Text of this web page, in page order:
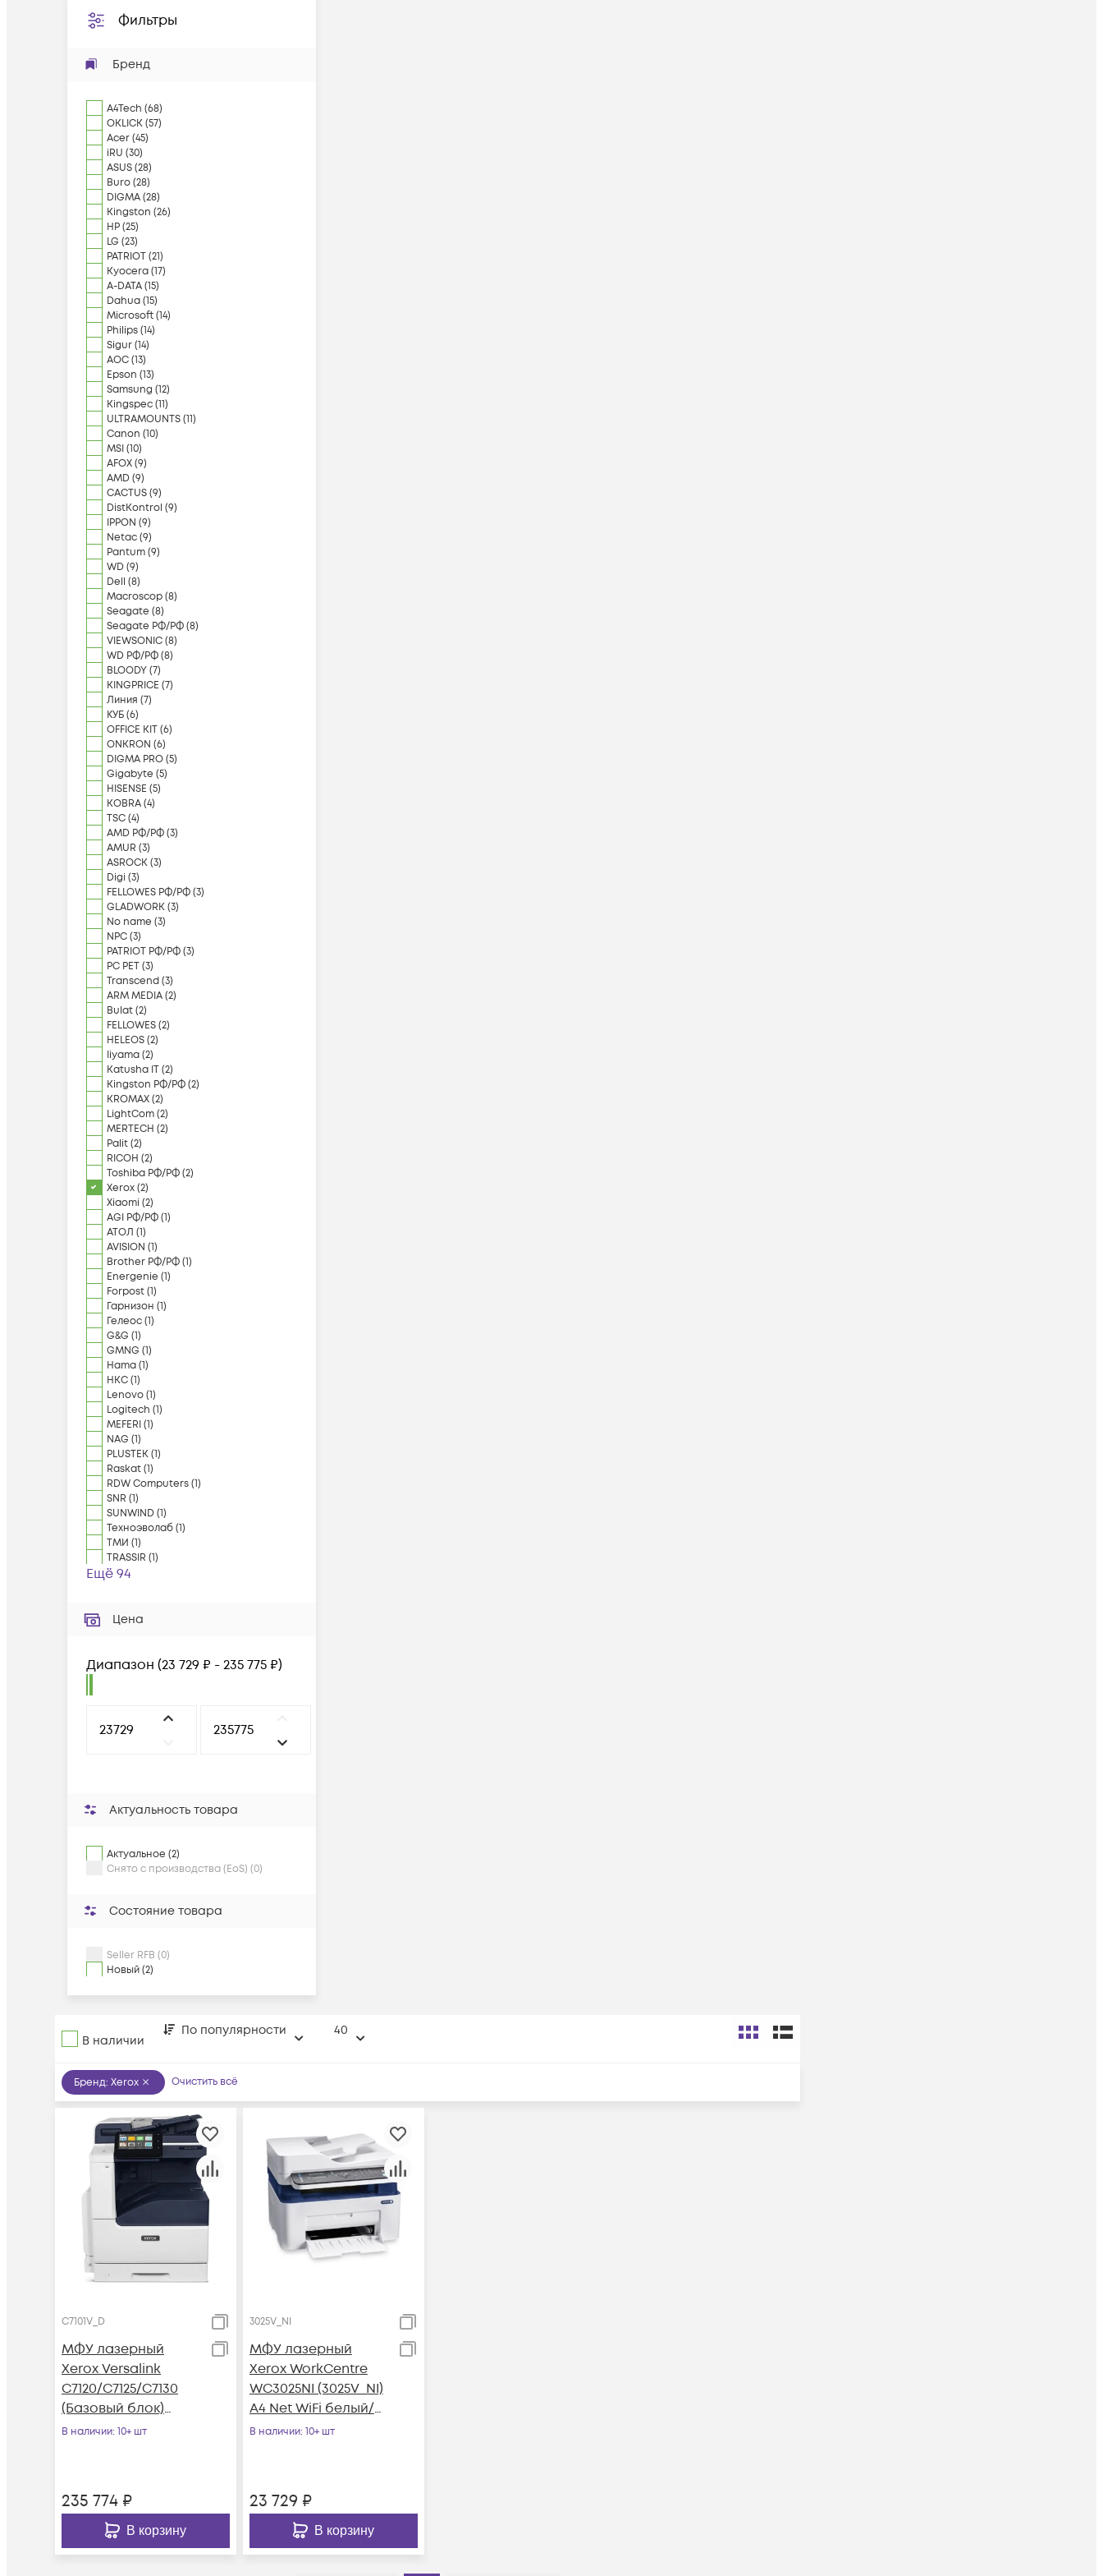
Фильтры
Бренд
A4Tech (68)
OKLICK(57)
Acer(45)
iRU (30)
ASUS(28)
Buro(28)
DIGMA(28)
Kingston (26)
HP(25)
LG (23)
PATRIOT(21)
Kyocera(17)
A-DATA(15)
Dahua(15)
Microsoft(14)
Philips(14)
Sigur(14)
AOC(13)
Epson (13)
Samsung (12)
Kingspec(11)
ULTRAMOUNTS(11)
Canon (10)
MSI(10)
AFOX(9)
AMD(9)
CACTUS(9)
DistKontrol (9)
IPPON (9)
Netac(9)
Pantum(9)
WD(9)
Dell (8)
Macroscop(8)
Seagate (8)
Seagate РФ/РФ(8)
VIEWSONIC(8)
WD РФ/РФ(8)
BLOODY(7)
KINGPRICE (7)
Линия (7)
КУБ(6)
OFFICE KIT(6)
ONKRON (6)
DIGMA PRO(5)
Gigabyte (5)
HISENSE (5)
KOBRA(4)
TSC(4)
AMD РФ/РФ(3)
AMUR (3)
ASROCK(3)
Digi (3)
FELLOWES РФ/РФ(3)
GLADWORK(3)
No name (3)
NPC(3)
PATRIOT РФ/РФ(3)
PC PET(3)
Transcend(3)
ARM MEDIA(2)
Bulat(2)
FELLOWES(2)
HELEOS(2)
Iiyama(2)
Katusha IT(2)
Kingston РФ/РФ(2)
KROMAX(2)
LightCom(2)
MERTECH (2)
Palit(2)
RICOH (2)
Toshiba РФ/РФ(2)
Xerox(2)
Xiaomi (2)
AGI РФ/РФ(1)
АТОЛ (1)
AVISION (1)
Brother РФ/РФ(1)
Energenie (1)
Forpost(1)
Гарнизон (1)
Гелеос(1)
G&G (1)
GMNG (1)
Hama(1)
HKC(1)
Lenovo(1)
Logitech (1)
MEFERI(1)
NAG (1)
PLUSTEK(1)
Raskat(1)
RDW Computers(1)
SNR (1)
SUNWIND(1)
Техноэволаб(1)
ТМИ (1)
TRASSIR (1)
Ещё 94
Цена
Диапазон (23 729 ₽ - 235 775 ₽)
Актуальность товара
Актуальное (2)
Снято с производства (EoS) (0)
Состояние товара
Seller RFB (0)
Новый (2)
В наличии
По популярности 40
Бренд: Xerox Очистить всё
C7101V_D
МФУ лазерный
Xerox Versalink
C7120/C7125/C7130
(Базовый блок)
(C7101V_D) A3 Duplex
В наличии: 10+ шт
235 774 ₽
В корзину
3025V_NI
МФУ лазерный
Xerox WorkCentre
WC3025NI (3025V_NI)
A4 Net WiFi белый/
синий
В наличии: 10+ шт
23 729 ₽
В корзину